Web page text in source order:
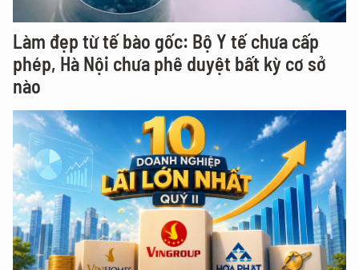
Làm đẹp từ tế bào gốc: Bộ Y tế chưa cấp
phép, Hà Nội chưa phê duyệt bất kỳ cơ sở
nào